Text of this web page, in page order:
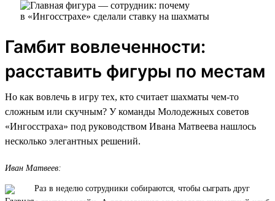
Гамбит вовлеченности:
расставить фигуры по местам
Но как вовлечь в игру тех, кто считает шахматы чем-то
сложным или скучным? У команды Молодежных советов
«Ингосстраха» под руководством Ивана Матвеева нашлось
несколько элегантных решений.
Иван Матвеев:
Раз в неделю сотрудники собираются, чтобы сыграть друг